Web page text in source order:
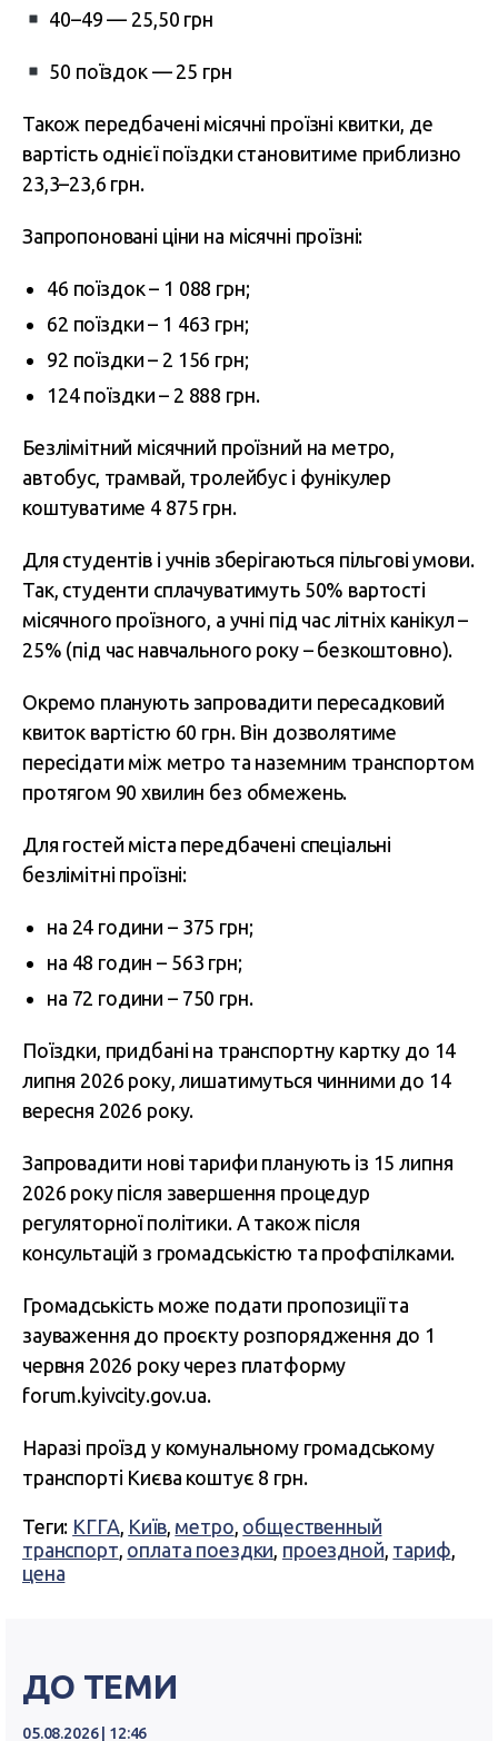
40–49 — 25,50 грн
50 поїздок — 25 грн
Також передбачені місячні проїзні квитки, де
вартість однієї поїздки становитиме приблизно
23,3–23,6 грн.
Запропоновані ціни на місячні проїзні:
46 поїздок – 1 088 грн;
62 поїздки – 1 463 грн;
92 поїздки – 2 156 грн;
124 поїздки – 2 888 грн.
Безлімітний місячний проїзний на метро,
автобус, трамвай, тролейбус і фунікулер
коштуватиме 4 875 грн.
Для студентів і учнів зберігаються пільгові умови.
Так, студенти сплачуватимуть 50% вартості
місячного проїзного, а учні під час літніх канікул –
25% (під час навчального року – безкоштовно).
Окремо планують запровадити пересадковий
квиток вартістю 60 грн. Він дозволятиме
пересідати між метро та наземним транспортом
протягом 90 хвилин без обмежень.
Для гостей міста передбачені спеціальні
безлімітні проїзні:
на 24 години – 375 грн;
на 48 годин – 563 грн;
на 72 години – 750 грн.
Поїздки, придбані на транспортну картку до 14
липня 2026 року, лишатимуться чинними до 14
вересня 2026 року.
Запровадити нові тарифи планують із 15 липня
2026 року після завершення процедур
регуляторної політики. А також після
консультацій з громадськістю та профспілками.
Громадськість може подати пропозиції та
зауваження до проєкту розпорядження до 1
червня 2026 року через платформу
forum.kyivcity.gov.ua.
Наразі проїзд у комунальному громадському
транспорті Києва коштує 8 грн.
Теги: КГГА, Київ, метро, общественный
транспорт, оплата поездки, проездной, тариф,
цена
ДО ТЕМИ
05.08.2026 | 12:46